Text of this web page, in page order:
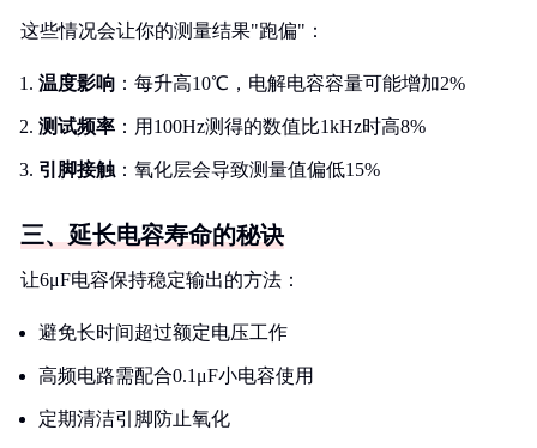
这些情况会让你的测量结果"跑偏"：
温度影响 ：每升高10℃，电解电容容量可能增加2%
测试频率 ：用100Hz测得的数值比1kHz时高8%
引脚接触 ：氧化层会导致测量值偏低15%
三、延长电容寿命的秘诀
让6μF电容保持稳定输出的方法：
避免长时间超过额定电压工作
高频电路需配合0.1μF小电容使用
定期清洁引脚防止氧化